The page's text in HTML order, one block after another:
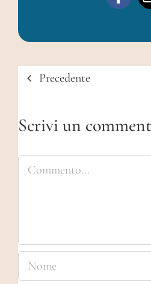
Precedente
Scrivi un
Commento